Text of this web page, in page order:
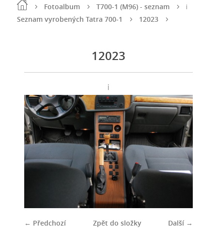
Fotoalbum
T700-1 (M96) - seznam
Seznam vyrobených Tatra 700-1
12023
i
12023
i
← Předchozí Další →
Zpět do složky